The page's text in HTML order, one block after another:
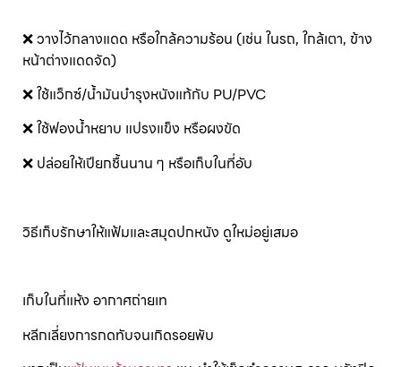
❌ วางไว้กลางแดด หรือใกล้ความร้อน (เช่น ในรถ, ใกล้เตา, ข้าง
หน้าต่างแดดจัด)
❌ ใช้แว็กซ์/น้ำมันบำรุงหนังแท้กับ PU/PVC
❌ ใช้ฟองน้ำหยาบ แปรงแข็ง หรือผงขัด
❌ ปล่อยให้เปียกชื้นนาน ๆ หรือเก็บในที่อับ
วิธีเก็บรักษาให้แฟ้มและสมุดปกหนัง ดูใหม่อยู่เสมอ
เก็บในที่แห้ง อากาศถ่ายเท
หลีกเลี่ยงการกดทับจนเกิดรอยพับ